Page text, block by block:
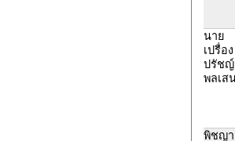
นาย
เปรื่อง
ปรัชญ์
พลเส
พิชญา